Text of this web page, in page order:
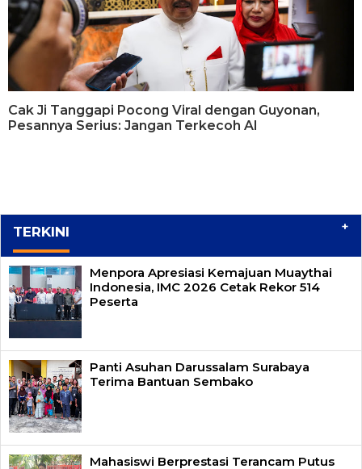
Cak Ji Tanggapi Pocong Viral dengan Guyonan,
Pesannya Serius: Jangan Terkecoh AI
TERKINI +
Menpora Apresiasi Kemajuan Muaythai
Indonesia, IMC 2026 Cetak Rekor 514
Peserta
Panti Asuhan Darussalam Surabaya
Terima Bantuan Sembako
Mahasiswi Berprestasi Terancam Putus